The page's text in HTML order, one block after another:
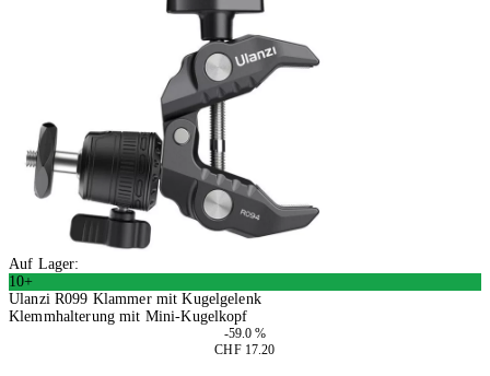
Auf Lager:
10+
Ulanzi R099 Klammer mit Kugelgelenk
Klemmhalterung mit Mini-Kugelkopf
-59.0 %
CHF 17.20